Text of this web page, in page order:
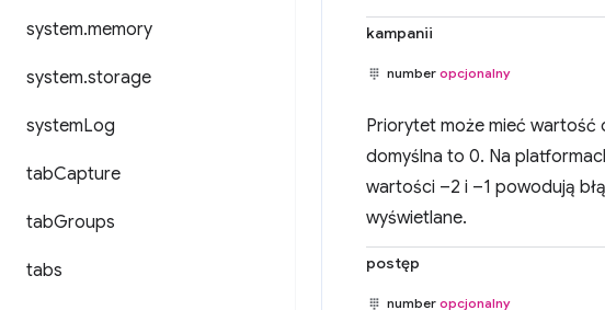
system.memory
system.storage
systemLog
tabCapture
tabGroups
tabs
kampanii
number opcjonalny
Priorytet może mieć wartość
domyślna to 0. Na
wartości –2 i –1 powodują
wyświetlane.
postęp
number opcjonalny